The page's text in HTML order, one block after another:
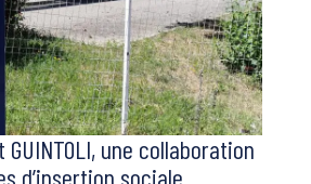
GUINTOLI, une collaboration
d’insertion sociale